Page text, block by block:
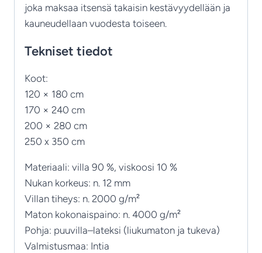
joka maksaa itsensä takaisin kestävyydellään ja
kauneudellaan vuodesta toiseen.
Tekniset tiedot
Koot:
120 × 180 cm
170 × 240 cm
200 × 280 cm
250 x 350 cm
Materiaali: villa 90 %, viskoosi 10 %
Nukan korkeus: n. 12 mm
Villan tiheys: n. 2000 g/m²
Maton kokonaispaino: n. 4000 g/m²
Pohja: puuvilla–lateksi (liukumaton ja tukeva)
Valmistusmaa: Intia